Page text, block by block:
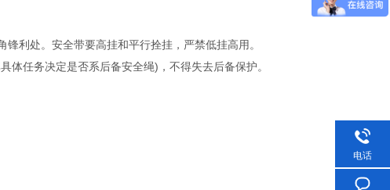
利处。安全带要高挂和平行拴挂，严禁低挂高用。
体任务决定是否系后备安全绳)，不得失去后备保护。
电话